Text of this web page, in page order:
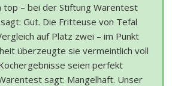
top – bei der Stiftung Warentest
Gut. Die Fritteuse von Tefal
auf Platz zwei – im Punkt
überzeugte sie vermeintlich voll
seien perfekt
sagt: Mangelhaft. Unser